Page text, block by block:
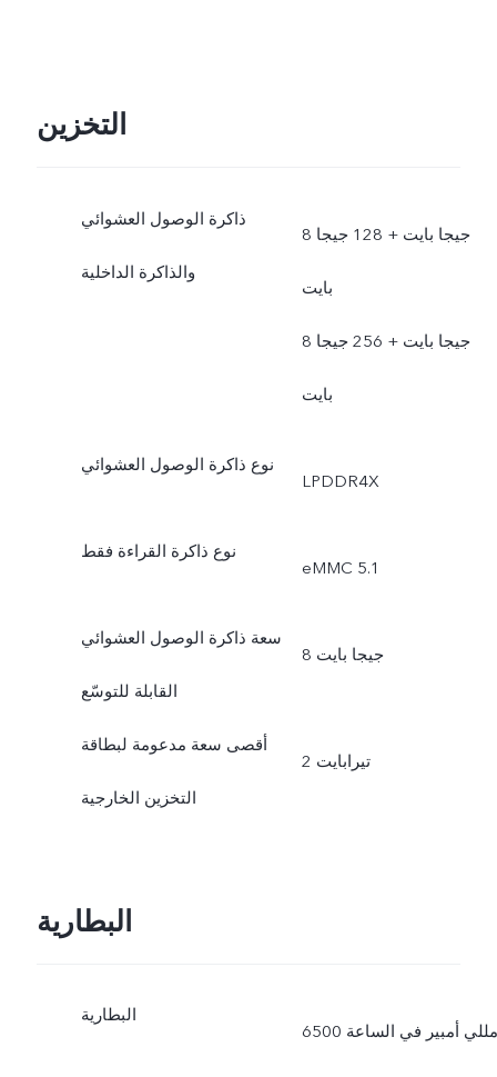
التخزين
ذاكرة الوصول العشوائي
والذاكرة الداخلية
8 جيجا بايت + 128 جيجا
بايت
8 جيجا بايت + 256 جيجا
بايت
نوع ذاكرة الوصول العشوائي
LPDDR4X
نوع ذاكرة القراءة فقط
eMMC 5.1
سعة ذاكرة الوصول العشوائي
القابلة للتوسّع
8 جيجا بايت
أقصى سعة مدعومة لبطاقة
التخزين الخارجية
2 تيرابايت
البطارية
البطارية
6500 مللي أمبير في الساعة